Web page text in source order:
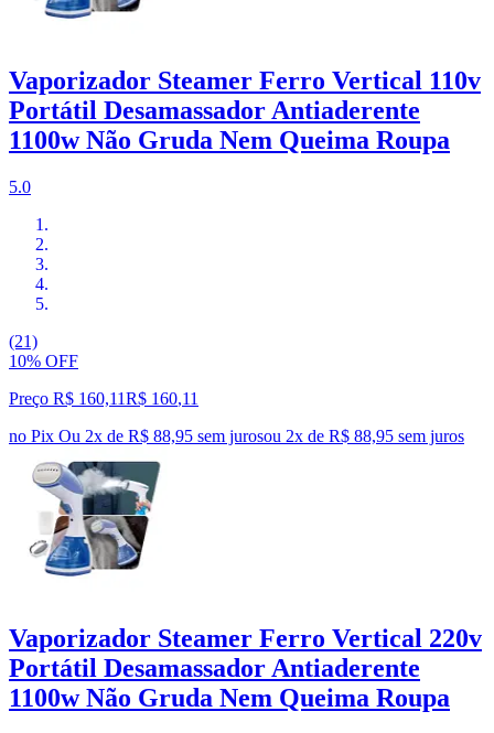
Vaporizador Steamer Ferro Vertical 110v
Portátil Desamassador Antiaderente
1100w Não Gruda Nem Queima Roupa
5.0
(21)
10% OFF
Preço R$ 160,11R$ 160,11
no Pix Ou 2x de R$ 88,95 sem jurosou 2x de R$ 88,95 sem juros
Vaporizador Steamer Ferro Vertical 220v
Portátil Desamassador Antiaderente
1100w Não Gruda Nem Queima Roupa